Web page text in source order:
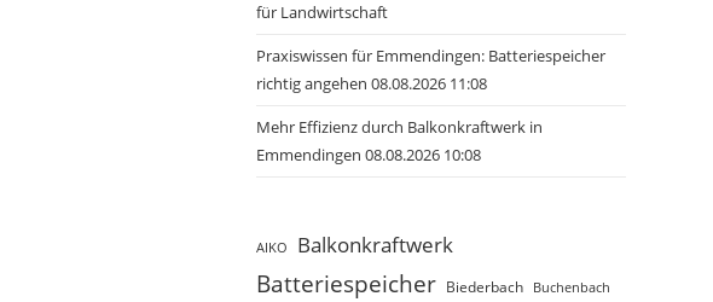
für Landwirtschaft
Praxiswissen für Emmendingen: Batteriespeicher
richtig angehen 08.08.2026 11:08
Mehr Effizienz durch Balkonkraftwerk in
Emmendingen 08.08.2026 10:08
AIKO Balkonkraftwerk
Batteriespeicher Biederbach Buchenbach